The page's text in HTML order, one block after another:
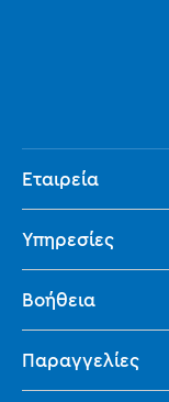
Εταιρεία
Υπηρεσίες
Βοήθεια
Παραγγελίες